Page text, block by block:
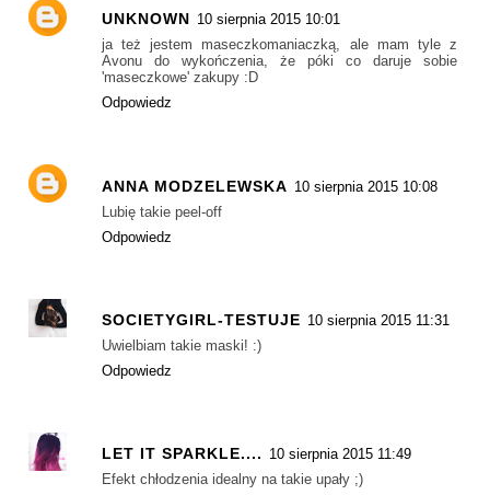
UNKNOWN 10 sierpnia 2015 10:01
ja też jestem maseczkomaniaczką, ale mam tyle z
Avonu do wykończenia, że póki co daruje sobie
'maseczkowe' zakupy :D
Odpowiedz
ANNA MODZELEWSKA 10 sierpnia 2015 10:08
Lubię takie peel-off
Odpowiedz
SOCIETYGIRL-TESTUJE 10 sierpnia 2015 11:31
Uwielbiam takie maski! :)
Odpowiedz
LET IT SPARKLE.... 10 sierpnia 2015 11:49
Efekt chłodzenia idealny na takie upały ;)